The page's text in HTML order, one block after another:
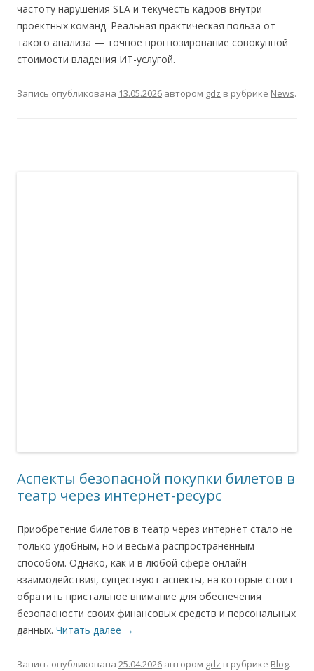
частоту нарушения SLA и текучесть кадров внутри
проектных команд. Реальная практическая польза от
такого анализа — точное прогнозирование совокупной
стоимости владения ИТ-услугой.
Запись опубликована 13.05.2026 автором gdz в рубрике News.
Аспекты безопасной покупки билетов в
театр через интернет-ресурс
Приобретение билетов в театр через интернет стало не
только удобным, но и весьма распространенным
способом. Однако, как и в любой сфере онлайн-
взаимодействия, существуют аспекты, на которые стоит
обратить пристальное внимание для обеспечения
безопасности своих финансовых средств и персональных
данных. Читать далее →
Запись опубликована 25.04.2026 автором gdz в рубрике Blog.